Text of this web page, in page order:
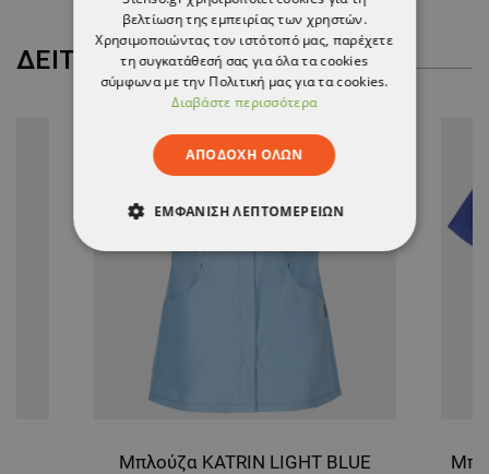
ΔΕΊΤΕ ΠΕΡΙΣΣΌΤΕΡΑ
Μπλούζα KATRIN LIGHT BLUE
βελτίωση της εμπειρίας των χρηστών.
Χρησιμοποιώντας τον ιστότοπό μας, παρέχετε
τη συγκατάθεσή σας για όλα τα cookies
σύμφωνα με την Πολιτική μας για τα cookies.
Διαβάστε περισσότερα
ΑΠΟΔΟΧΉ ΌΛΩΝ
ΕΜΦΆΝΙΣΗ ΛΕΠΤΟΜΕΡΕΙΏΝ
ΑΠΟΛΎΤΩΣ ΑΠΑΡΑΊΤΗΤΑ
ΑΠΌΔΟΣΗΣ ΣΤΌΧΕΥΣΗΣ
ΛΕΙΤΟΥΡΓΙΚΌΤΗΤΑΣ
ΜΗ ΤΑΞΙΝΟΜΗΜΈΝΑ